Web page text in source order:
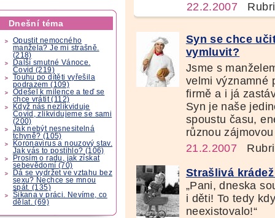
Dnešní téma
Opustit nemocného
manžela? Je mi strašně.
(218)
Další smutné Vánoce.
Covid (219)
Touhu po dítěti vyřešila
podrazem (109)
Odešel k milence a teď se
chce vrátit (112)
Když nás nezlikviduje
Covid, zlikvidujeme se sami
(200)
Jak nebýt nesnesitelná
tchyně? (105)
Koronavirus a nouzový stav.
Jak vás to postihlo? (106)
Prosím o radu, jak získat
sebevědomí (70)
Dá se vydržet ve vztahu bez
sexu? Nechce se mnou
spát. (135)
Šikana v práci. Nevíme, co
dělat. (69)
22.2.2007
Syn se chce
vymluvit?
Jsme s
velmi významné
firmě a i já
Syn je naše
spoustu času,
různou
21.2.2007
Strašlivá
„Pani, dneska
i děti! To tedy
neexistovalo!“